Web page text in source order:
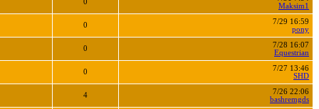
0
Maksim1
0
7/29 16:59
pony
0
7/28 16:07
Equestrian
0
7/27 13:46
SHD
4
7/26 22:06
bashremgds